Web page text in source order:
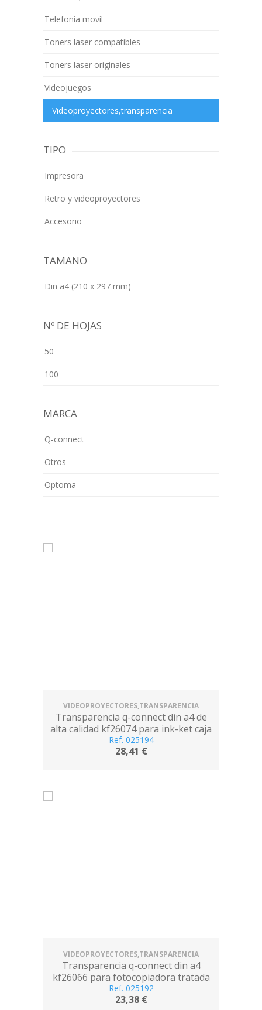
Telefonia movil
Toners laser compatibles
Toners laser originales
Videojuegos
Videoproyectores,transparencia
TIPO
Impresora
Retro y videoproyectores
Accesorio
TAMANO
Din a4 (210 x 297 mm)
Nº DE HOJAS
50
100
MARCA
Q-connect
Otros
Optoma
VIDEOPROYECTORES,TRANSPARENCIA
Transparencia q-connect din a4 de
alta calidad kf26074 para ink-ket caja
de 50 hojas
Ref. 025194
28,41 €
VIDEOPROYECTORES,TRANSPARENCIA
Transparencia q-connect din a4
kf26066 para fotocopiadora tratada
dos caras caja de 100 hojas
Ref. 025192
23,38 €